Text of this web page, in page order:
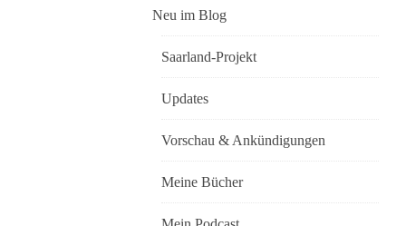
Neu im Blog
Saarland-Projekt
Updates
Vorschau & Ankündigungen
Meine Bücher